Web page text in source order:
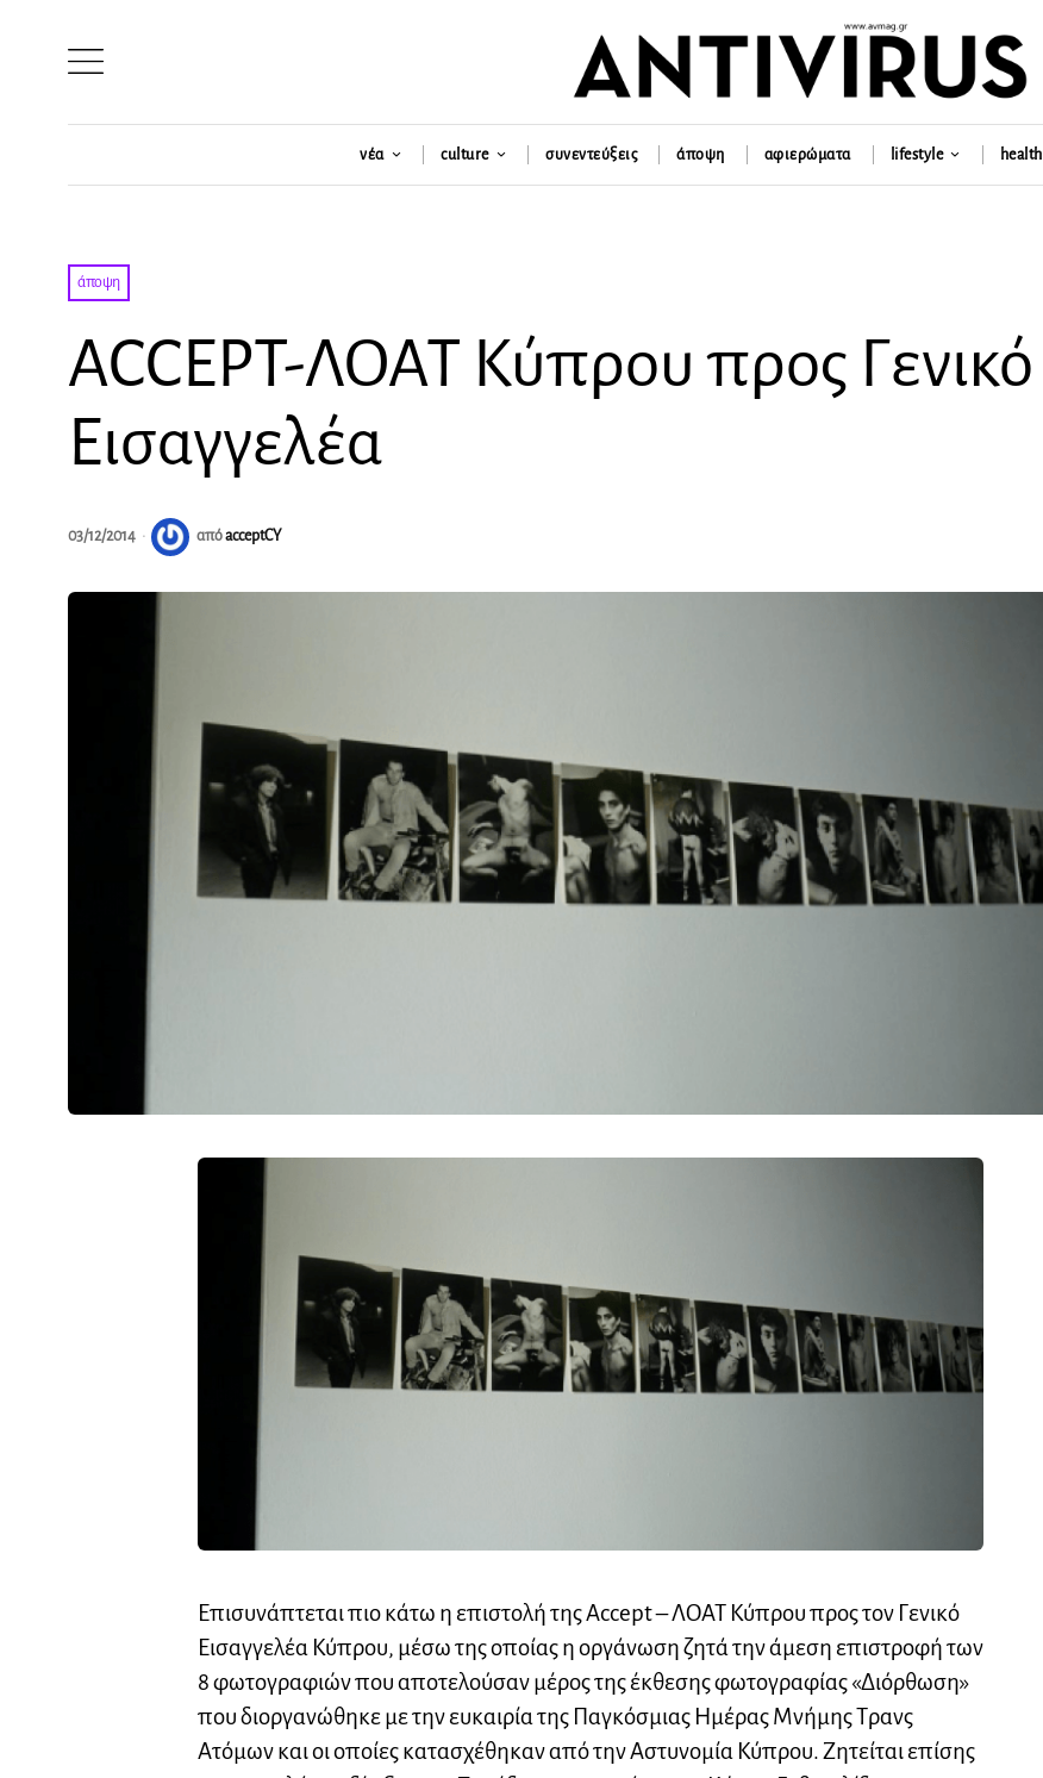
νέα culture συνεντεύξεις άποψη αφιερώματα lifestyle health
άποψη
ACCEPT-ΛΟΑΤ Κύπρου προς Γενικό
Εισαγγελέα
03/12/2014 απόacceptCY
Επισυνάπτεται πιο κάτω η επιστολή της Accept – ΛΟΑΤ Κύπρου προς τον Γενικό
Εισαγγελέα Κύπρου, μέσω της οποίας η οργάνωση ζητά την άμεση επιστροφή των
8 φωτογραφιών που αποτελούσαν μέρος της έκθεσης φωτογραφίας «Διόρθωση»
που διοργανώθηκε με την ευκαιρία της Παγκόσμιας Ημέρας Μνήμης Τρανς
Ατόμων και οι οποίες κατασχέθηκαν από την Αστυνομία Κύπρου. Ζητείται επίσης